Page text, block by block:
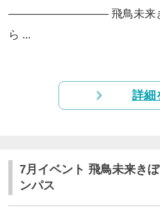
————————— 飛鳥未来き
ら ...
詳細
7月イベント 飛鳥未来き
ンパス